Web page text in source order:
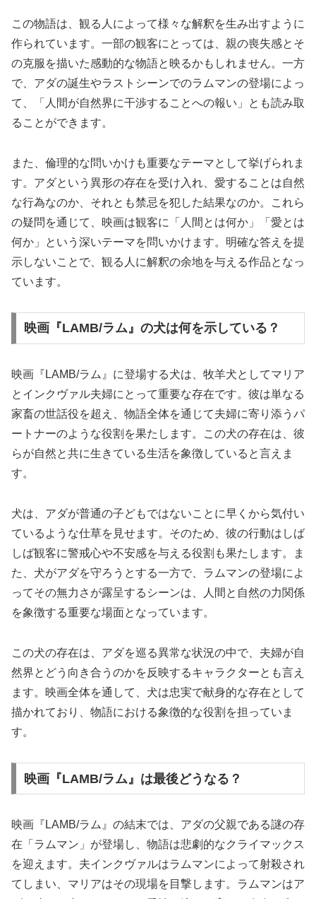
この物語は、観る人によって様々な解釈を生み出すように
作られています。一部の観客にとっては、親の喪失感とそ
の克服を描いた感動的な物語と映るかもしれません。一方
で、アダの誕生やラストシーンでのラムマンの登場によっ
て、「人間が自然界に干渉することへの報い」とも読み取
ることができます。
また、倫理的な問いかけも重要なテーマとして挙げられま
す。アダという異形の存在を受け入れ、愛することは自然
な行為なのか、それとも禁忌を犯した結果なのか。これら
の疑問を通じて、映画は観客に「人間とは何か」「愛とは
何か」という深いテーマを問いかけます。明確な答えを提
示しないことで、観る人に解釈の余地を与える作品となっ
ています。
映画『LAMB/ラム』の犬は何を示している？
映画『LAMB/ラム』に登場する犬は、牧羊犬としてマリア
とインクヴァル夫婦にとって重要な存在です。彼は単なる
家畜の世話役を超え、物語全体を通じて夫婦に寄り添うパ
ートナーのような役割を果たします。この犬の存在は、彼
らが自然と共に生きている生活を象徴していると言えま
す。
犬は、アダが普通の子どもではないことに早くから気付い
ているような仕草を見せます。そのため、彼の行動はしば
しば観客に警戒心や不安感を与える役割も果たします。ま
た、犬がアダを守ろうとする一方で、ラムマンの登場によ
ってその無力さが露呈するシーンは、人間と自然の力関係
を象徴する重要な場面となっています。
この犬の存在は、アダを巡る異常な状況の中で、夫婦が自
然界とどう向き合うのかを反映するキャラクターとも言え
ます。映画全体を通して、犬は忠実で献身的な存在として
描かれており、物語における象徴的な役割を担っていま
す。
映画『LAMB/ラム』は最後どうなる？
映画『LAMB/ラム』の結末では、アダの父親である謎の存
在「ラムマン」が登場し、物語は悲劇的なクライマックス
を迎えます。夫インクヴァルはラムマンによって射殺され
てしまい、マリアはその現場を目撃します。ラムマンはア